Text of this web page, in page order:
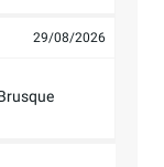
29/08/2026